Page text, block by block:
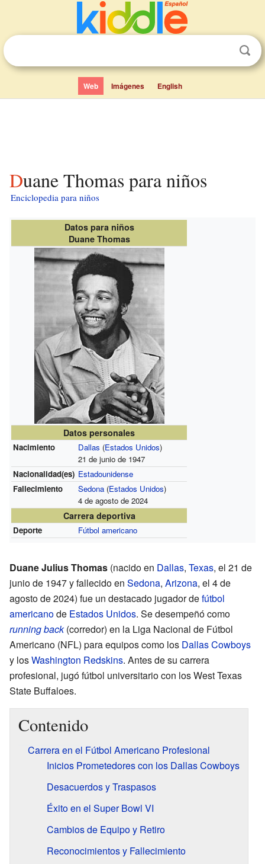
Web Imágenes English
Duane Thomas para niños
Enciclopedia para niños
Datos para niños
Duane Thomas
Datos personales
Nacimiento Dallas (Estados Unidos)
21 de junio de 1947
Nacionalidad(es) Estadounidense
Fallecimiento
Sedona(Estados Unidos)
4 de agosto de 2024
Carrera deportiva
Deporte Fútbol americano
Duane Julius Thomas (nacido en Dallas, Texas, el 21 de
junio de 1947 y fallecido en Sedona, Arizona, el 4 de
agosto de 2024) fue un destacado jugador defútbol
americanode Estados Unidos. Se desempeñó como
running back(corredor) en la Liga Nacional de Fútbol
Americano (NFL) para equipos como los Dallas Cowboys
y losWashington Redskins. Antes de su carrera
profesional, jugó fútbol universitario con los West Texas
State Buffaloes.
Contenido
Carrera en el Fútbol Americano Profesional
Inicios Prometedores con los Dallas Cowboys
Desacuerdos y Traspasos
Éxito en el Super Bowl VI
Cambios de Equipo y Retiro
Reconocimientos y Fallecimiento